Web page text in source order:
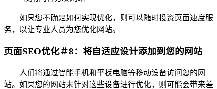
如果您不确定如何实现优化，则可以随时投资页面速度服
务，以让专业人员为您优化网站。
页面SEO优化＃8：将自适应设计添加到您的网站
人们将通过智能手机和平板电脑等移动设备访问您的网
站。如果您的网站未针对这些设备进行优化，则可能会带来差